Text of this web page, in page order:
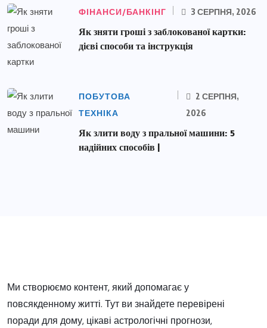
ФІНАНСИ/БАНКІНГ 3 СЕРПНЯ, 2026
Як зняти гроші з заблокованої картки:
дієві способи та інструкція
ПОБУТОВА
ТЕХНІКА
2 СЕРПНЯ,
2026
Як злити воду з пральної машини: 5
надійних способів |
Ми створюємо контент, який допомагає у
повсякденному житті. Тут ви знайдете перевірені
поради для дому, цікаві астрологічні прогнози,